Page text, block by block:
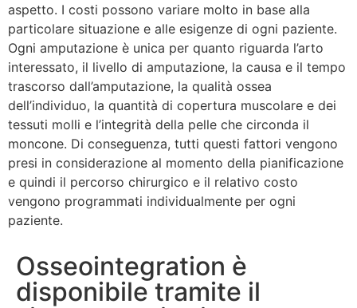
aspetto. I costi possono variare molto in base alla
particolare situazione e alle esigenze di ogni paziente.
Ogni amputazione è unica per quanto riguarda l’arto
interessato, il livello di amputazione, la causa e il tempo
trascorso dall’amputazione, la qualità ossea
dell’individuo, la quantità di copertura muscolare e dei
tessuti molli e l’integrità della pelle che circonda il
moncone. Di conseguenza, tutti questi fattori vengono
presi in considerazione al momento della pianificazione
e quindi il percorso chirurgico e il relativo costo
vengono programmati individualmente per ogni
paziente.
Osseointegration è
disponibile tramite il